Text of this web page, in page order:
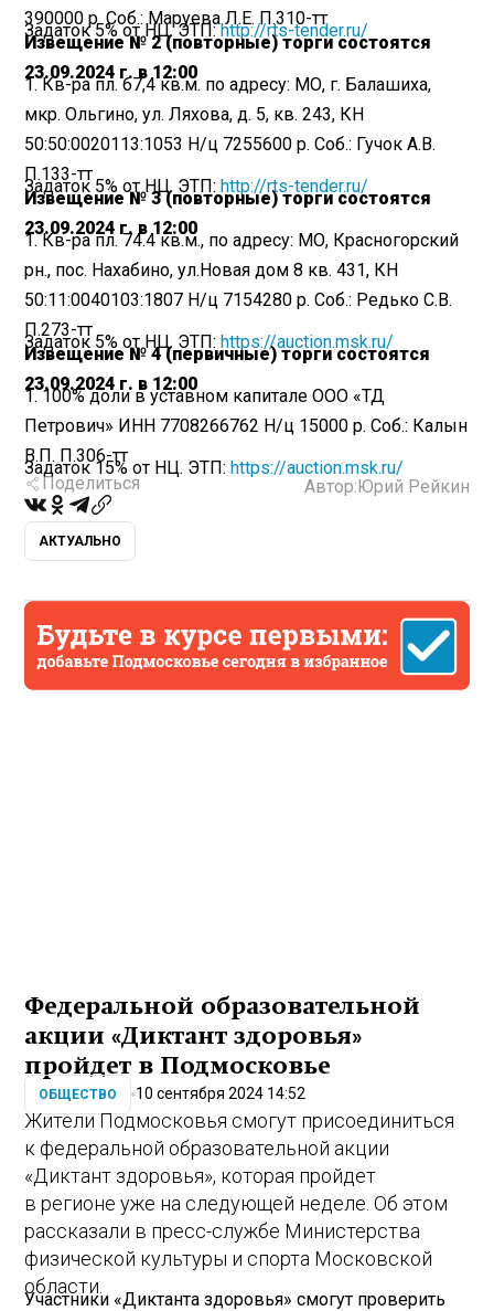
390000 р. Соб.: Маруева Л.Е. П.310-тт
Задаток 5% от НЦ. ЭТП:http://rts-tender.ru/
Извещение № 2 (повторные) торги состоятся
23.09.2024 г. в 12:00
1. Кв-ра пл. 67,4 кв.м. по адресу: МО, г. Балашиха,
мкр. Ольгино, ул. Ляхова, д. 5, кв. 243, КН
50:50:0020113:1053 Н/ц 7255600 р. Соб.: Гучок А.В.
П.133-тт
Задаток 5% от НЦ. ЭТП:http://rts-tender.ru/
Извещение № 3 (повторные) торги состоятся
23.09.2024 г. в 12:00
1. Кв-ра пл. 74.4 кв.м., по адресу: МО, Красногорский
рн., пос. Нахабино, ул.Новая дом 8 кв. 431, КН
50:11:0040103:1807 Н/ц 7154280 р. Соб.: Редько С.В.
П.273-тт
Задаток 5% от НЦ. ЭТП:https://auction.msk.ru/
Извещение № 4 (первичные) торги состоятся
23.09.2024 г. в 12:00
1. 100% доли в уставном капитале ООО «ТД
Петрович» ИНН 7708266762 Н/ц 15000 р. Соб.: Калын
В.П. П.306-тт
Задаток 15% от НЦ. ЭТП:https://auction.msk.ru/
Поделиться Автор:Юрий Рейкин
АКТУАЛЬНО
Федеральной образовательной
акции «Диктант здоровья»
пройдет в Подмосковье
ОБЩЕСТВО 10 сентября 2024 14:52
Жители Подмосковья смогут присоединиться
к федеральной образовательной акции
«Диктант здоровья», которая пройдет
в регионе уже на следующей неделе. Об этом
рассказали в пресс-службе Министерства
физической культуры и спорта Московской
области.
Участники «Диктанта здоровья» смогут проверить